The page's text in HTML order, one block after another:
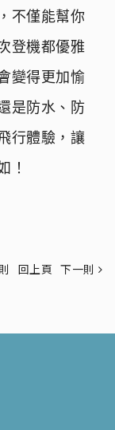
，不僅能幫你
登機都優雅
變得更加愉
是防水、防
行體驗，讓
！
回上頁 下一則